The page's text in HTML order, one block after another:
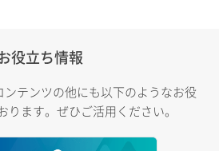
役立ち情報
テンツの他にも以下のようなお役
ます。ぜひご活用ください。